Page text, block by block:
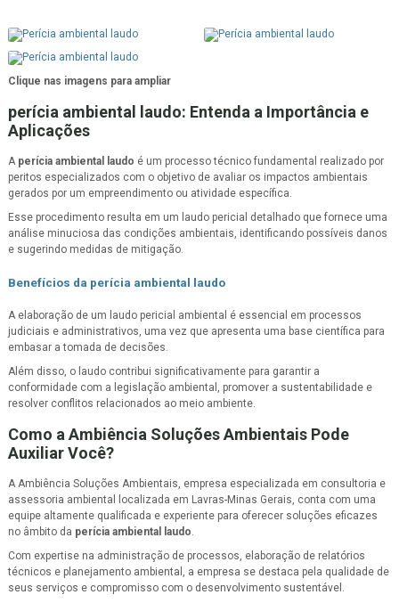
Clique nas imagens para ampliar
perícia ambiental laudo: Entenda a Importância e
Aplicações
A perícia ambiental laudo é um processo técnico fundamental realizado por
peritos especializados com o objetivo de avaliar os impactos ambientais
gerados por um empreendimento ou atividade específica.
Esse procedimento resulta em um laudo pericial detalhado que fornece uma
análise minuciosa das condições ambientais, identificando possíveis danos
e sugerindo medidas de mitigação.
Benefícios da perícia ambiental laudo
A elaboração de um laudo pericial ambiental é essencial em processos
judiciais e administrativos, uma vez que apresenta uma base científica para
embasar a tomada de decisões.
Além disso, o laudo contribui significativamente para garantir a
conformidade com a legislação ambiental, promover a sustentabilidade e
resolver conflitos relacionados ao meio ambiente.
Como a Ambiência Soluções Ambientais Pode
Auxiliar Você?
A Ambiência Soluções Ambientais, empresa especializada em consultoria e
assessoria ambiental localizada em Lavras-Minas Gerais, conta com uma
equipe altamente qualificada e experiente para oferecer soluções eficazes
no âmbito da perícia ambiental laudo.
Com expertise na administração de processos, elaboração de relatórios
técnicos e planejamento ambiental, a empresa se destaca pela qualidade de
seus serviços e compromisso com o desenvolvimento sustentável.